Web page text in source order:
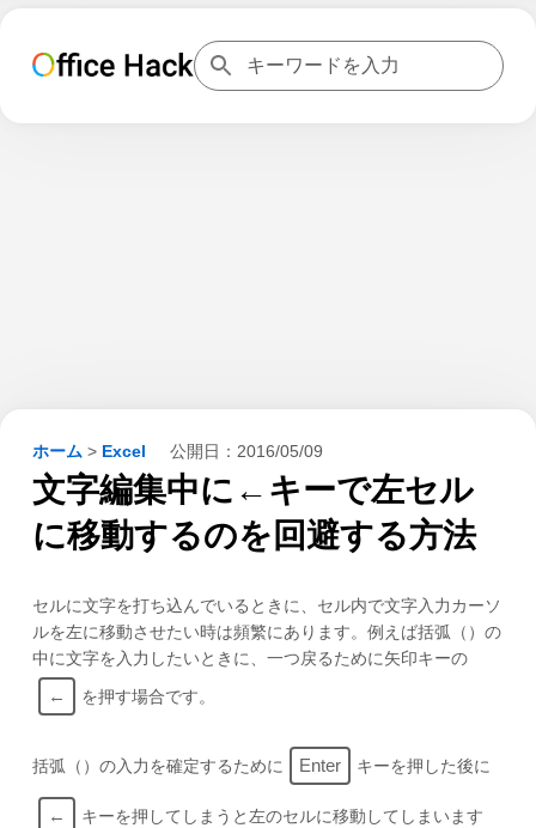
ホーム > Excel 公開日： 2016/05/09
文字編集中に←キーで左セル
に移動するのを回避する方法
セルに文字を打ち込んでいるときに、セル内で文字入力カーソ
ルを左に移動させたい時は頻繁にあります。例えば括弧（）の
中に文字を入力したいときに、一つ戻るために矢印キーの
← を押す場合です。
括弧（）の入力を確定するために Enter キーを押した後に
←
キーを押してしまうと左のセルに移動してしまいます